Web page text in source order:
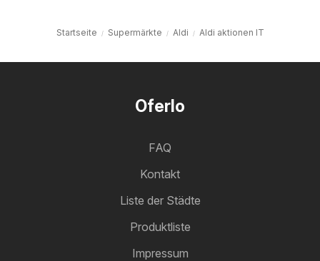
Startseite Supermärkte Aldi Aldi aktionen IT
Oferlo
FAQ
Kontakt
Liste der Städte
Produktliste
Impressum